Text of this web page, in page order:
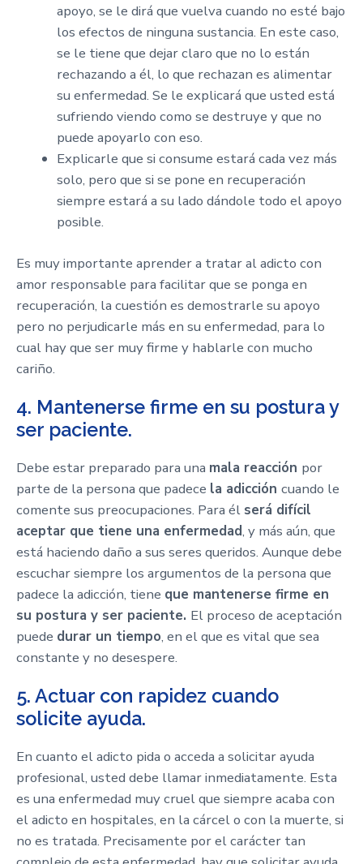
apoyo, se le dirá que vuelva cuando no esté bajo
los efectos de ninguna sustancia. En este caso,
se le tiene que dejar claro que no lo están
rechazando a él, lo que rechazan es alimentar
su enfermedad. Se le explicará que usted está
sufriendo viendo como se destruye y que no
puede apoyarlo con eso.
Explicarle que si consume estará cada vez más
solo, pero que si se pone en recuperación
siempre estará a su lado dándole todo el apoyo
posible.
Es muy importante aprender a tratar al adicto con
amor responsable para facilitar que se ponga en
recuperación, la cuestión es demostrarle su apoyo
pero no perjudicarle más en su enfermedad, para lo
cual hay que ser muy firme y hablarle con mucho
cariño.
4. Mantenerse firme en su postura y
ser paciente.
Debe estar preparado para una mala reacción por
parte de la persona que padece la adicción cuando le
comente sus preocupaciones. Para él será difícil
aceptar que tiene una enfermedad, y más aún, que
está haciendo daño a sus seres queridos. Aunque debe
escuchar siempre los argumentos de la persona que
padece la adicción, tiene que mantenerse firme en
su postura y ser paciente. El proceso de aceptación
puede durar un tiempo, en el que es vital que sea
constante y no desespere.
5. Actuar con rapidez cuando
solicite ayuda.
En cuanto el adicto pida o acceda a solicitar ayuda
profesional, usted debe llamar inmediatamente. Esta
es una enfermedad muy cruel que siempre acaba con
el adicto en hospitales, en la cárcel o con la muerte, si
no es tratada. Precisamente por el carácter tan